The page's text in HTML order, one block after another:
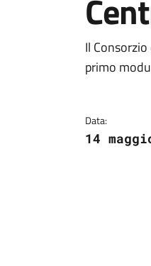
Il
primo
Data:
14